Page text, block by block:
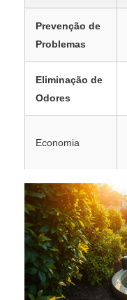
Prevenção de
Problemas
Eliminação de
Odores
Economia